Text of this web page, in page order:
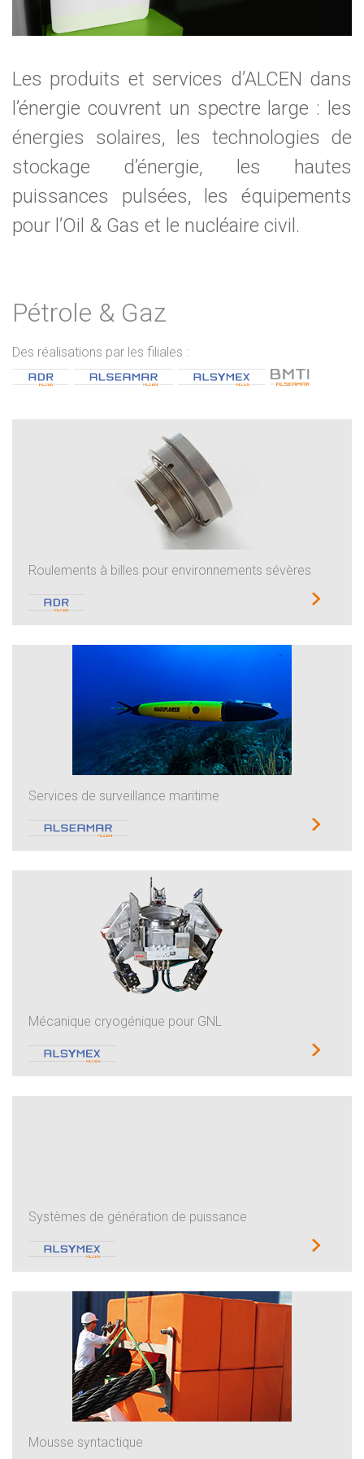
Les produits et services d’ALCEN dans
l’énergie couvrent un spectre large : les
énergies solaires, les technologies de
stockage d’énergie, les hautes
puissances pulsées, les équipements
pour l’Oil & Gas et le nucléaire civil.
Pétrole & Gaz
Des réalisations par les filiales :
Roulements à billes pour environnements sévères
Services de surveillance maritime
Mécanique cryogénique pour GNL
Systèmes de génération de puissance
Mousse syntactique